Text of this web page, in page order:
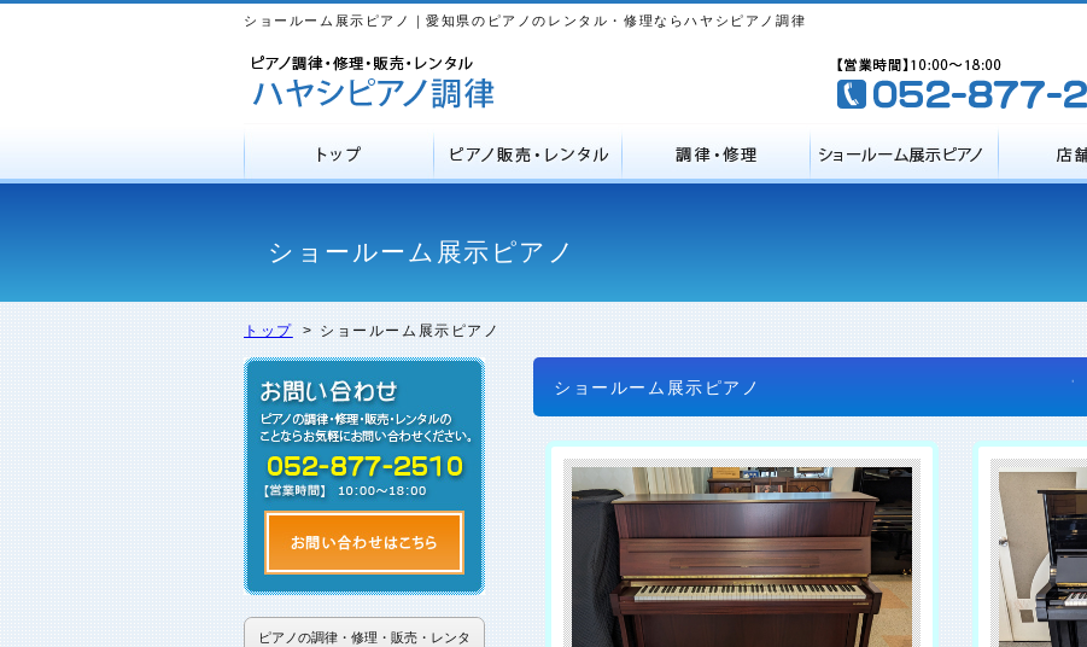
ショールーム展示ピアノ｜愛知県のピアノのレンタル・修理ならハヤシピアノ調律
ショールーム展示ピアノ
トップ > ショールーム展示ピアノ
ショールーム展示ピアノ
ピアノの調律・修理・販売・レンタ